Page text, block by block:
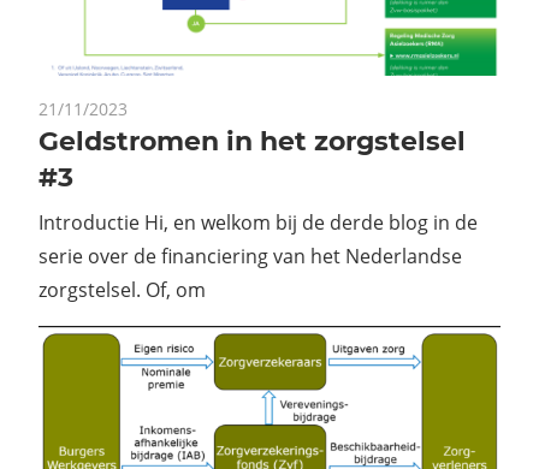
21/11/2023
Geldstromen in het zorgstelsel
#3
Introductie Hi, en welkom bij de derde blog in de
serie over de financiering van het Nederlandse
zorgstelsel. Of, om